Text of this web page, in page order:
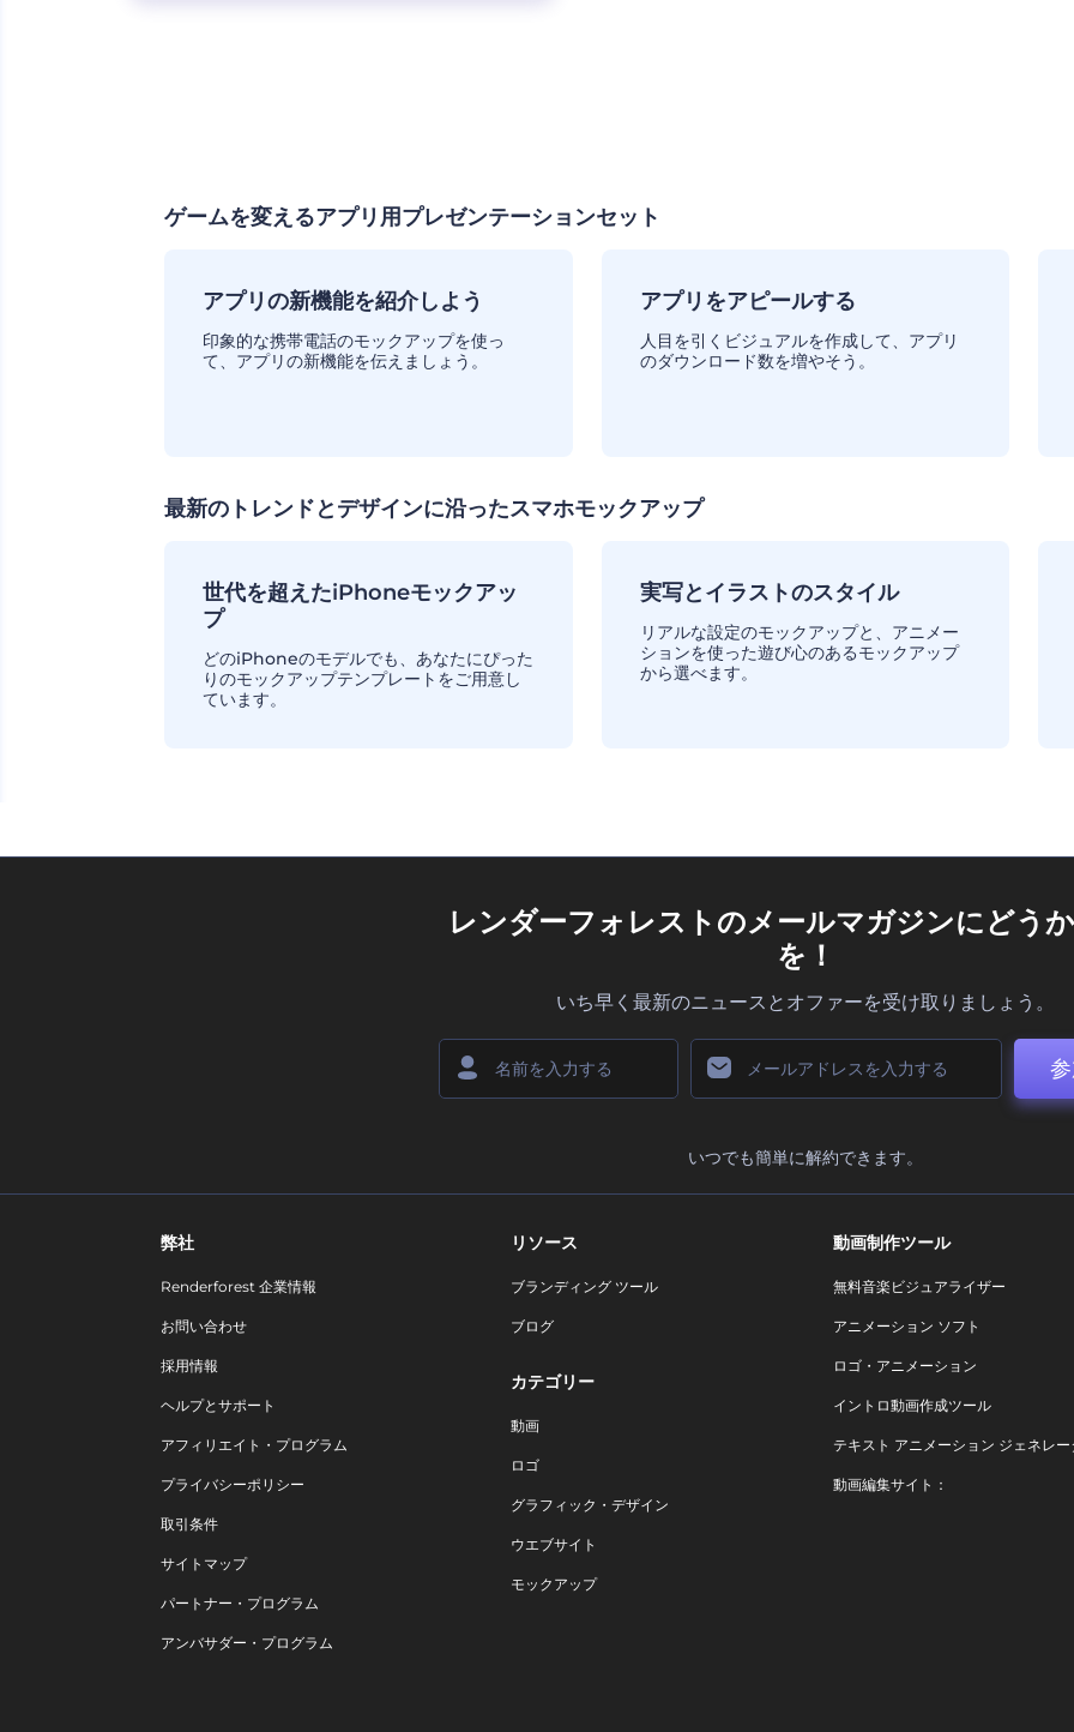
ゲームを変えるアプリ用プレゼンテーションセット
アプリの新機能を紹介しよう
印象的な携帯電話のモックアップを使っ
て、アプリの新機能を伝えましょう。
アプリをアピールする
人目を引くビジュアルを作成して、アプリ
のダウンロード数を増やそう。
最新のトレンドとデザインに沿ったスマホモックアップ
世代を超えたiPhoneモックアッ
プ
どのiPhoneのモデルでも、あなたにぴった
りのモックアップテンプレートをご用意し
ています。
実写とイラストのスタイル
リアルな設定のモックアップと、アニメー
ションを使った遊び心のあるモックアップ
から選べます。
レンダーフォレストのメールマガジンにどう
を！
いち早く最新のニュースとオファーを受け取りましょう。
いつでも簡単に解約できます。
弊社
Renderforest 企業情報
お問い合わせ
採用情報
ヘルプとサポート
アフィリエイト・プログラム
プライバシーポリシー
取引条件
サイトマップ
パートナー・プログラム
アンバサダー・プログラム
リソース
ブランディング ツール
ブログ
カテゴリー
動画
ロゴ
グラフィック・デザイン
ウエブサイト
モックアップ
動画制作ツール
無料音楽ビジュアライザー
アニメーション ソフト
ロゴ・アニメーション
イントロ動画作成ツール
テキスト アニメーション ジェネレー
動画編集サイト：